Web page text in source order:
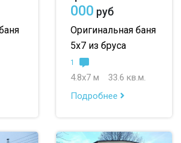
000 руб
Оригинальная баня
5х7 из бруса
1
4.8х7 м
33.6 кв.м.
Подробнее